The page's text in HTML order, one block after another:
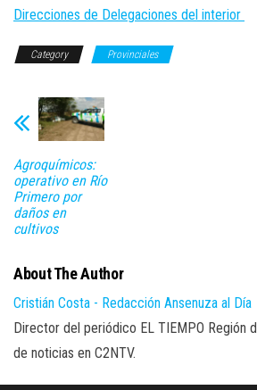
Direcciones de Delegaciones del interior
Category Provinciales
Agroquímicos:
operativo en Río
Primero por
daños en
cultivos
About The Author
Cristián Costa - Redacción Ansenuza al Día
Director del periódico EL TIEMPO Región
de noticias en C2NTV.